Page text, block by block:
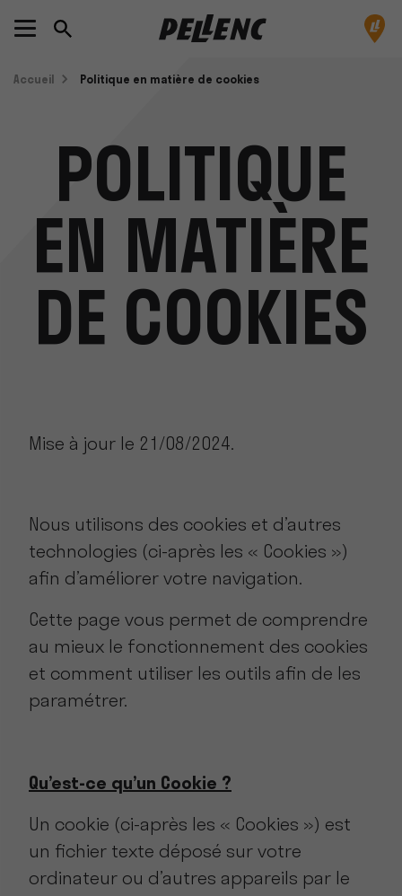
Accueil Politique en matière de cookies
POLITIQUE
EN MATIÈRE
DE COOKIES
Mise à jour le 21/08/2024.
Nous utilisons des cookies et d’autres
technologies (ci-après les « Cookies »)
afin d’améliorer votre navigation.
Cette page vous permet de comprendre
au mieux le fonctionnement des cookies
et comment utiliser les outils afin de les
paramétrer.
Qu’est-ce qu’un Cookie ?
Un cookie (ci-après les « Cookies ») est
un fichier texte déposé sur votre
ordinateur ou d’autres appareils par le